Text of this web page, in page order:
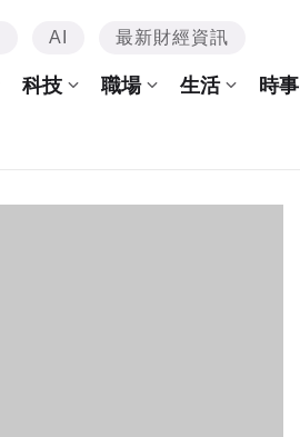
AI 最新財經資訊
科技 職場 生活 時事